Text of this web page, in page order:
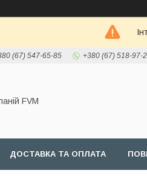
(67) 547-65-85 +380 (67) 518-97-
FVM
ДОСТАВКА ТА ОПЛАТА